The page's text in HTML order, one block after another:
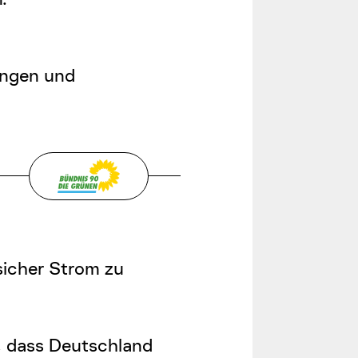
und
Strom zu
dass Deutschland